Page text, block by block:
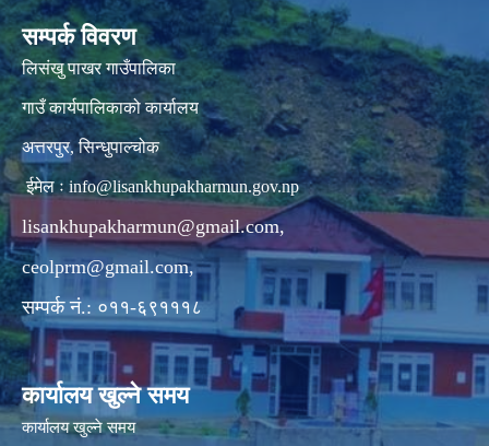
सम्पर्क विवरण
लिसंखु पाखर गाउँपालिका
गाउँ कार्यपालिकाको कार्यालय
अत्तरपुर, सिन्धुपाल्चोक
ईमेल ः info@lisankhupakharmun.gov.np
lisankhupakharmun@gmail.com,
ceolprm@gmail.com,
सम्पर्क नं.: ०११-६९१११८
कार्यालय खुल्ने समय
कार्यालय खुल्ने समय